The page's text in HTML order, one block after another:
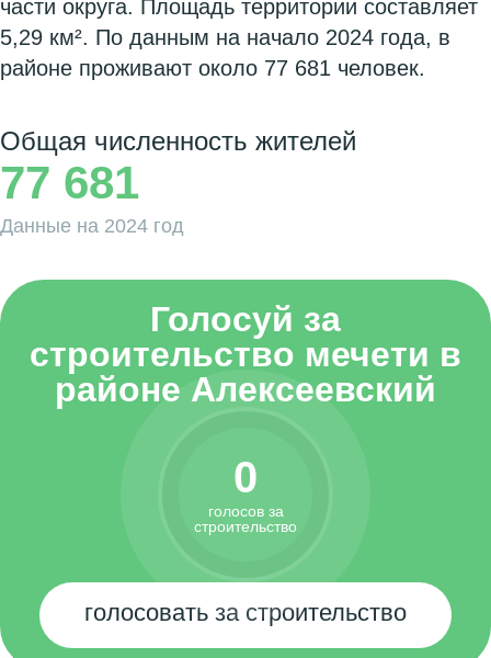
части округа. Площадь территории составляет
5,29 км². По данным на начало 2024 года, в
районе проживают около 77 681 человек.
Общая численность жителей
77 681
Данные на 2024 год
Голосуй за
строительство мечети в
районе Алексеевский
0
голосов за
строительство
голосовать за строительство